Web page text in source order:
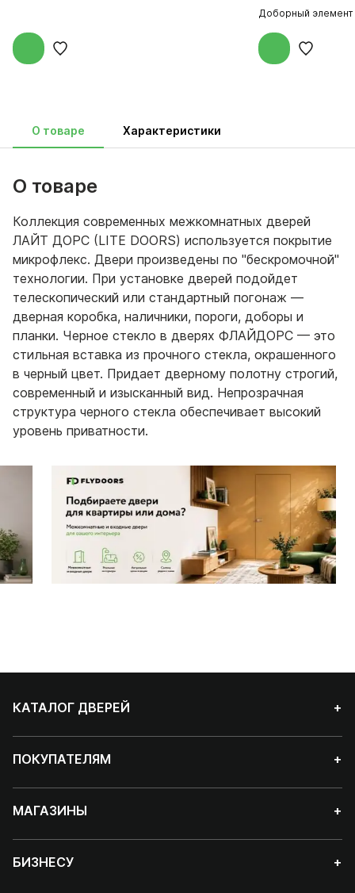
Доборный элемент
О товаре Характеристики
О товаре
Коллекция современных межкомнатных дверей
ЛАЙТ ДОРС (LITE DOORS) используется покрытие
микрофлекс. Двери произведены по "бескромочной"
технологии. При установке дверей подойдет
телескопический или стандартный погонаж —
дверная коробка, наличники, пороги, доборы и
планки. Черное стекло в дверях ФЛАЙДОРС — это
стильная вставка из прочного стекла, окрашенного
в черный цвет. Придает дверному полотну строгий,
современный и изысканный вид. Непрозрачная
структура черного стекла обеспечивает высокий
уровень приватности.
КАТАЛОГ ДВЕРЕЙ +
ПОКУПАТЕЛЯМ +
МАГАЗИНЫ +
БИЗНЕСУ +